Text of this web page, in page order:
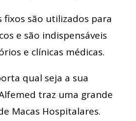
fixos são utilizados para
e são indispensáveis
e clínicas médicas.
qual seja a sua
traz uma grande
Macas Hospitalares.